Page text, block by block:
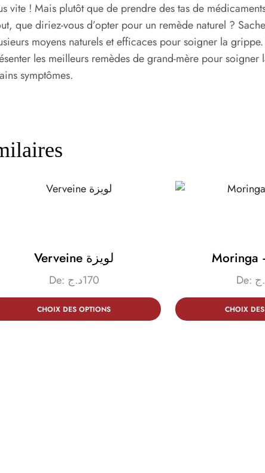
vite ! Mais plutôt que de prendre des tas de
que diriez-vous d’opter pour un remède naturel ?
moyens naturels et efficaces pour soigner la
les meilleurs remèdes de grand-mère pour soigner
symptômes.
Verveine لويزة
De: 170د.ج
CHOIX DES OPTIONS
De:
CHOIX